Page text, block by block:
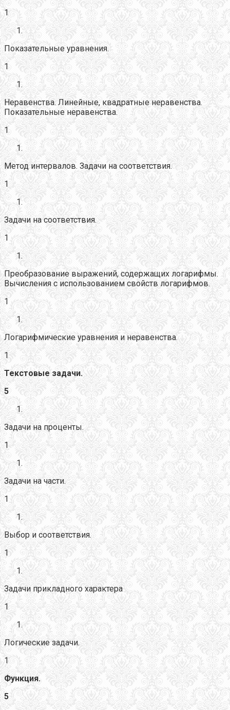
1
Показательные уравнения.
1
Неравенства. Линейные, квадратные неравенства.
Показательные неравенства.
1
Метод интервалов. Задачи на соответствия.
1
Задачи на соответствия.
1
Преобразование выражений, содержащих логарифмы.
Вычисления с использованием свойств логарифмов.
1
Логарифмические уравнения и неравенства.
1
Текстовые задачи.
5
Задачи на проценты.
1
Задачи на части.
1
Выбор и соответствия.
1
Задачи прикладного характера
1
Логические задачи.
1
Функция.
5